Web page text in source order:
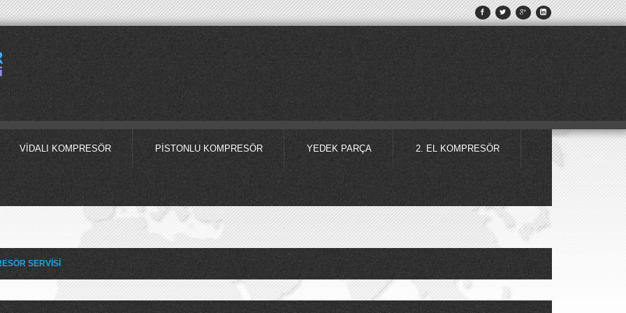
VIDALI KOMPRESÖR PISTONLU KOMPRESÖR YEDEK PARÇA 2. EL KOMPRESÖR
SERVİSİ